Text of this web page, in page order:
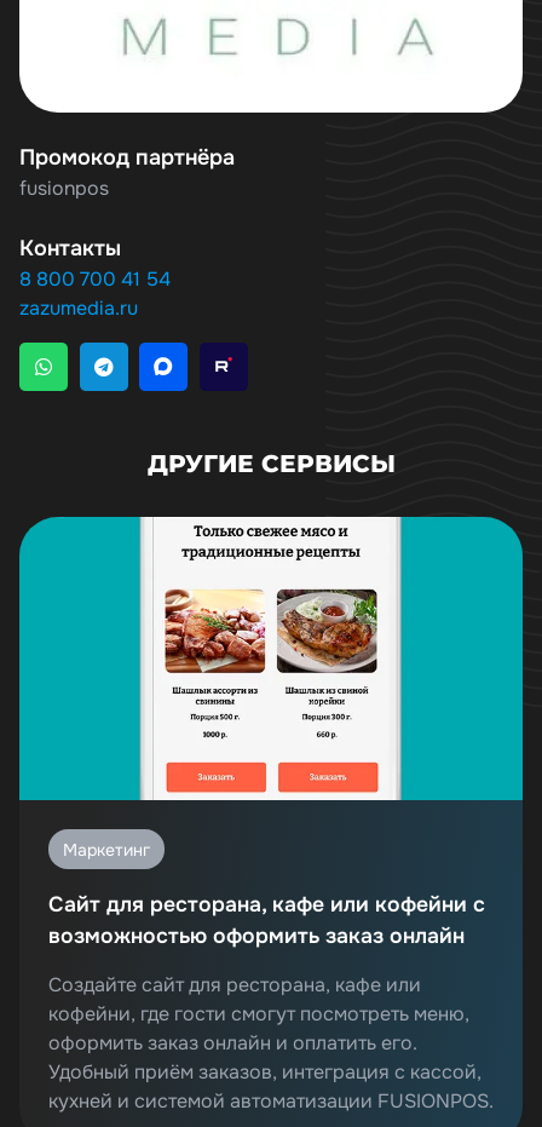
Промокод партнёра
fusionpos
Контакты
8 800 700 41 54
zazumedia.ru
ДРУГИЕ СЕРВИСЫ
Маркетинг
Сайт для ресторана, кафе или кофейни с
возможностью оформить заказ онлайн
Создайте сайт для ресторана, кафе или
кофейни, где гости смогут посмотреть меню,
оформить заказ онлайн и оплатить его.
Удобный приём заказов, интеграция с кассой,
кухней и системой автоматизации FUSIONPOS.